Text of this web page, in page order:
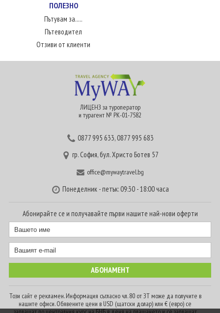
ПОЛЕЗНО
Пътувам за.....
Пътеводител
Отзиви от клиенти
ЛИЦЕНЗ за туроператор
и турагент № РК-01-7582
0877 995 633,0877 995 683
гр. София, бул. Христо Ботев 57
office@mywaytravel.bg
Понеделник - петък: 09:30 - 18:00 часа
Абонирайте се и получавайте първи нашите най-нови оферти
Този сайт е рекламен. Информация съгласно чл. 80 от ЗТ може да получите в
нашите офиси. Обявените цени в USD (щатски долар) или € (евро) се